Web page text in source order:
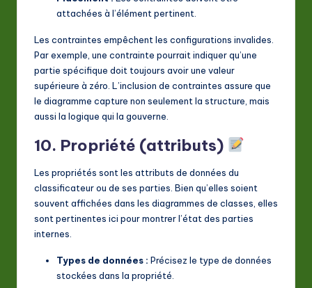
attachées à l’élément pertinent.
Les contraintes empêchent les configurations invalides.
Par exemple, une contrainte pourrait indiquer qu’une
partie spécifique doit toujours avoir une valeur
supérieure à zéro. L’inclusion de contraintes assure que
le diagramme capture non seulement la structure, mais
aussi la logique qui la gouverne.
10. Propriété (attributs)
Les propriétés sont les attributs de données du
classificateur ou de ses parties. Bien qu’elles soient
souvent affichées dans les diagrammes de classes, elles
sont pertinentes ici pour montrer l’état des parties
internes.
Types de données : Précisez le type de données
stockées dans la propriété.